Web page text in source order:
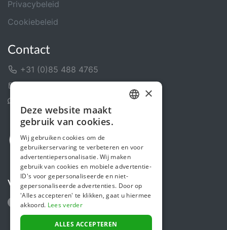
Privacybeleid
Cookiebeleid
Contact
+31 (0)85 488 4765
Volg ons
ENGLISH
×
Deze website maakt
gebruik van cookies.
Wij gebruiken cookies om de
gebruikerservaring te verbeteren en voor
advertentiepersonalisatie. Wij maken
gebruik van cookies en mobiele advertentie-
ID's voor gepersonaliseerde en niet-
gepersonaliseerde advertenties. Door op
'Alles accepteren' te klikken, gaat u hiermee
akkoord. Lees verder
ALLES ACCEPTEREN